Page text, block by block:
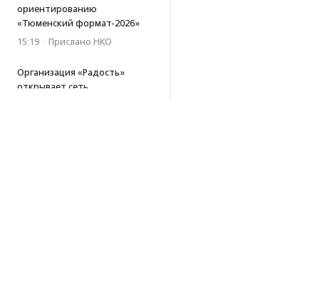
ориентированию
«Тюменский формат-2026»
15:19 · Прислано НКО
Организация «Радость»
открывает сеть